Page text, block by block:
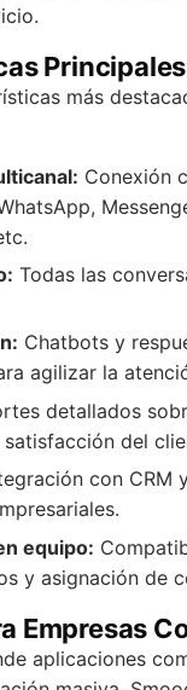
Principales
más
Conexión
Todas las
Chatbots y
agilizar la
detallados
del
con CRM
equipo:
y asignación de
Empresas
aplicaciones